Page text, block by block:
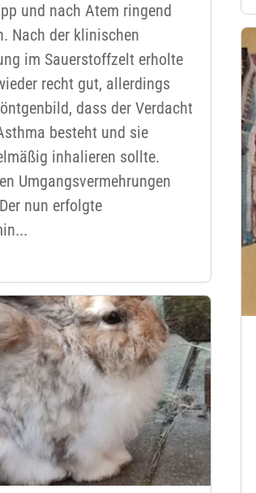
und nach Atem ringend
Nach der klinischen
im Sauerstoffzelt erholte
recht gut, allerdings
dass der Verdacht
besteht und sie
inhalieren sollte.
Umgangsvermehrungen
nun erfolgte